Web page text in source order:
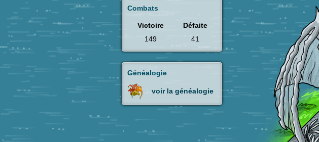
Combats
Victoire
Défaite
149
41
Généalogie
voir la généalogie